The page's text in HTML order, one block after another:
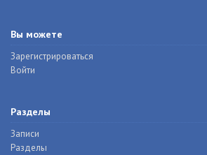
Вы можете
Зарегистрироваться
Войти
Разделы
Записи
Разделы